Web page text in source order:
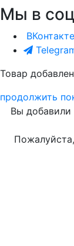
Мы в
ВКонтакте
Товар
продолжить
Вы добавили